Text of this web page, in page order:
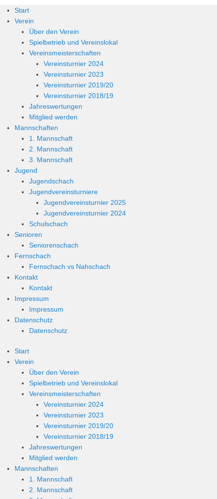
Start
Verein
Über den Verein
Spielbetrieb und Vereinslokal
Vereinsmeisterschaften
Vereinsturnier 2024
Vereinsturnier 2023
Vereinsturnier 2019/20
Vereinsturnier 2018/19
Jahreswertungen
Mitglied werden
Mannschaften
1. Mannschaft
2. Mannschaft
3. Mannschaft
Jugend
Jugendschach
Jugendvereinsturniere
Jugendvereinsturnier 2025
Jugendvereinsturnier 2024
Schulschach
Senioren
Seniorenschach
Fernschach
Fernschach vs Nahschach
Kontakt
Kontakt
Impressum
Impressum
Datenschutz
Datenschutz
Start
Verein
Über den Verein
Spielbetrieb und Vereinslokal
Vereinsmeisterschaften
Vereinsturnier 2024
Vereinsturnier 2023
Vereinsturnier 2019/20
Vereinsturnier 2018/19
Jahreswertungen
Mitglied werden
Mannschaften
1. Mannschaft
2. Mannschaft